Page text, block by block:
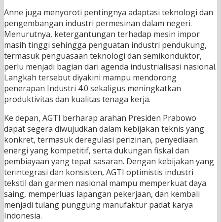
Anne juga menyoroti pentingnya adaptasi teknologi dan
pengembangan industri permesinan dalam negeri.
Menurutnya, ketergantungan terhadap mesin impor
masih tinggi sehingga penguatan industri pendukung,
termasuk penguasaan teknologi dan semikonduktor,
perlu menjadi bagian dari agenda industrialisasi nasional.
Langkah tersebut diyakini mampu mendorong
penerapan Industri 4.0 sekaligus meningkatkan
produktivitas dan kualitas tenaga kerja.
Ke depan, AGTI berharap arahan Presiden Prabowo
dapat segera diwujudkan dalam kebijakan teknis yang
konkret, termasuk deregulasi perizinan, penyediaan
energi yang kompetitif, serta dukungan fiskal dan
pembiayaan yang tepat sasaran. Dengan kebijakan yang
terintegrasi dan konsisten, AGTI optimistis industri
tekstil dan garmen nasional mampu memperkuat daya
saing, memperluas lapangan pekerjaan, dan kembali
menjadi tulang punggung manufaktur padat karya
Indonesia.